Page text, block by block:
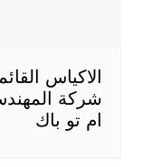
الاكياس
شركة
ام تو باك